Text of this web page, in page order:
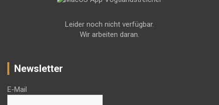
Leider noch nicht verfügbar.
Wir arbeiten daran.
Newsletter
E-Mail